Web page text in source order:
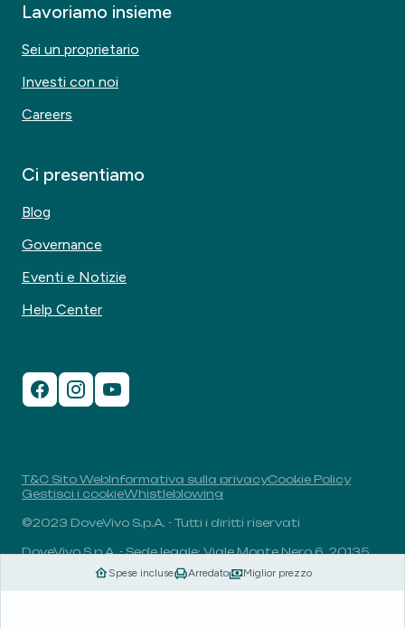
Spese incluse Arredato Miglior prezzo
Lavoriamo insieme
Sei un proprietario
Investi con noi
Careers
Ci presentiamo
Blog
Governance
Eventi e Notizie
Help Center
T&C Sito WebInformativa sulla privacyCookie Policy
Gestisci i cookieWhistleblowing
©2023 DoveVivo S.p.A. - Tutti i diritti riservati
DoveVivo S.p.A. - Sede legale: Viale Monte Nero 6, 20135,
Milano, Italia - P.I.: 00406960732 - R.E.A.: MI-1838078 -
Capitale sociale: 1.829.649,81 euro i.v.